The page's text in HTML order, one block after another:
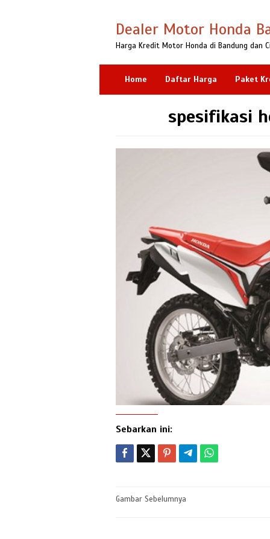
kontenDealer Motor Honda
Harga Kredit Motor Honda di Bandung dan
Home Daftar Harga Paket
spesifikasi
Sebarkan ini:
Post
Gambar Sebelumnya